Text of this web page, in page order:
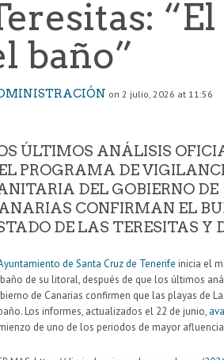
baño”
on 2 julio, 2026 at 11:56
ÚLTIMOS ANÁLISIS
PROGRAMA DE
DEL GOBIERNO DE
CONFIRMAN EL
DE LAS TERESITAS Y
de Santa Cruz de Tenerife inicia el
de su litoral, después de que los últimos
de Canarias confirmen que las playas de
Los informes, actualizados el 22 de junio,
de uno de los periodos de mayor